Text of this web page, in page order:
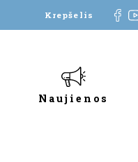
Krepšelis
Naujienos